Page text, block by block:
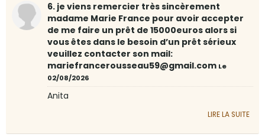
6. je viens remercier très sincèrement
madame Marie France pour avoir accepter
de me faire un prêt de 15000euros alors si
vous êtes dans le besoin d’un prêt sérieux
veuillez contacter son mail:
mariefrancerousseau59@gmail.com Le
02/08/2026
Anita
LIRE LA SUITE